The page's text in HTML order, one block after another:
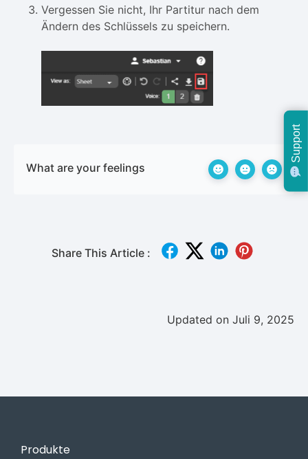
Vergessen Sie nicht, Ihr Partitur nach dem
Ändern des Schlüssels zu speichern.
What are your feelings
Share This Article :
Updated on Juli 9, 2025
Produkte
Support